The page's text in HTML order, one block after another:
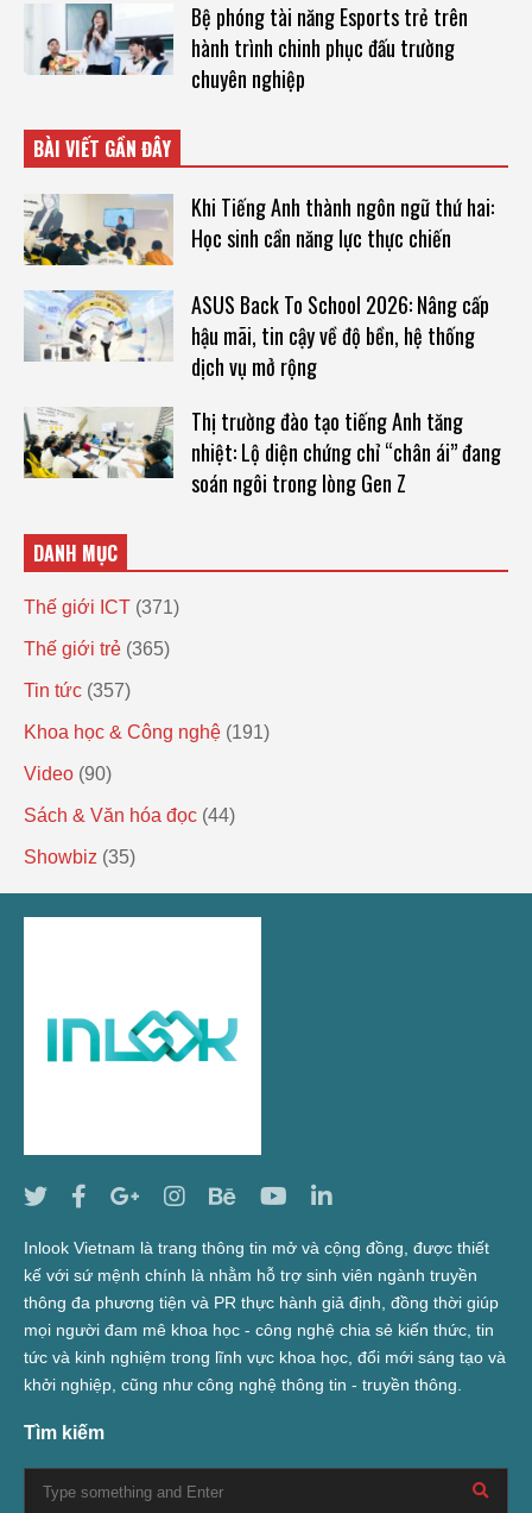
Bệ phóng tài năng Esports trẻ trên
hành trình chinh phục đấu trường
chuyên nghiệp
BÀI VIẾT GẦN ĐÂY
Khi Tiếng Anh thành ngôn ngữ thứ hai:
Học sinh cần năng lực thực chiến
ASUS Back To School 2026: Nâng cấp
hậu mãi, tin cậy về độ bền, hệ thống
dịch vụ mở rộng
Thị trường đào tạo tiếng Anh tăng
nhiệt: Lộ diện chứng chỉ “chân ái” đang
soán ngôi trong lòng Gen Z
DANH MỤC
Thế giới ICT (371)
Thế giới trẻ (365)
Tin tức (357)
Khoa học & Công nghệ (191)
Video (90)
Sách & Văn hóa đọc (44)
Showbiz (35)
Inlook Vietnam là trang thông tin mở và cộng đồng, được thiết
kế với sứ mệnh chính là nhằm hỗ trợ sinh viên ngành truyền
thông đa phương tiện và PR thực hành giả định, đồng thời giúp
mọi người đam mê khoa học - công nghệ chia sẻ kiến thức, tin
tức và kinh nghiệm trong lĩnh vực khoa học, đổi mới sáng tạo và
khởi nghiệp, cũng như công nghệ thông tin - truyền thông.
Tìm kiếm